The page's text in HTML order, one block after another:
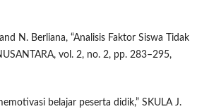
N. Berliana, “Analisis Faktor Siswa Tidak
vol. 2, no. 2, pp. 283–295,
belajar peserta didik,” SKULA J.